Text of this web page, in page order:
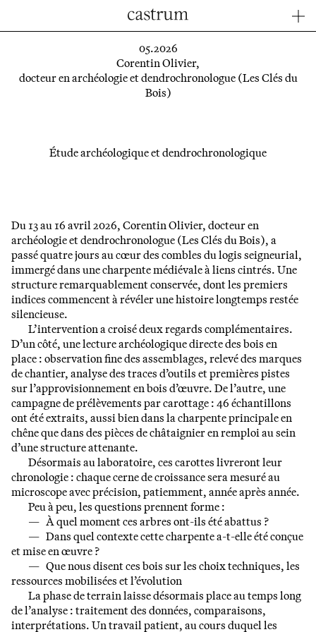
05.2026
Corentin Olivier,
docteur en archéologie et dendrochronologue (Les Clés du
Bois)
Étude archéologique et dendrochronologique
Du 13 au 16 avril 2026, Corentin Olivier, docteur en
archéologie et dendrochronologue (Les Clés du Bois), a
passé quatre jours au cœur des combles du logis seigneurial,
immergé dans une charpente médiévale à liens cintrés. Une
structure remarquablement conservée, dont les premiers
indices commencent à révéler une histoire longtemps restée
silencieuse.
L’intervention a croisé deux regards complémentaires.
D’un côté, une lecture archéologique directe des bois en
place : observation fine des assemblages, relevé des marques
de chantier, analyse des traces d’outils et premières pistes
sur l’approvisionnement en bois d’œuvre. De l’autre, une
campagne de prélèvements par carottage : 46 échantillons
ont été extraits, aussi bien dans la charpente principale en
chêne que dans des pièces de châtaignier en remploi au sein
d’une structure attenante.
Désormais au laboratoire, ces carottes livreront leur
chronologie : chaque cerne de croissance sera mesuré au
microscope avec précision, patiemment, année après année.
Peu à peu, les questions prennent forme :
— À quel moment ces arbres ont-ils été abattus ?
— Dans quel contexte cette charpente a-t-elle été conçue
et mise en œuvre ?
— Que nous disent ces bois sur les choix techniques, les
ressources mobilisées et l’évolution
La phase de terrain laisse désormais place au temps long
de l’analyse : traitement des données, comparaisons,
interprétations. Un travail patient, au cours duquel les